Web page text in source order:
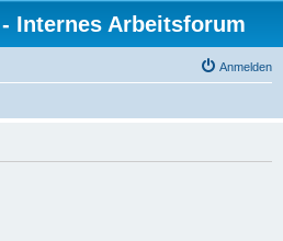
Internes Arbeitsforum
Anmelden